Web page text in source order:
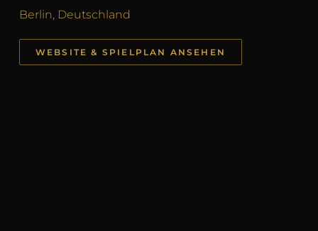
Berlin, Deutschland
WEBSITE & SPIELPLAN ANSEHEN